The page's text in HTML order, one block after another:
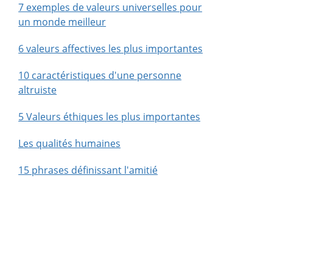
7 exemples de valeurs universelles pour
un monde meilleur
6 valeurs affectives les plus importantes
10 caractéristiques d'une personne
altruiste
5 Valeurs éthiques les plus importantes
Les qualités humaines
15 phrases définissant l'amitié